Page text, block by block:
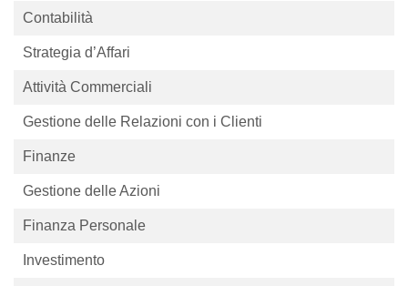
Contabilità
Strategia d’Affari
Attività Commerciali
Gestione delle Relazioni con i Clienti
Finanze
Gestione delle Azioni
Finanza Personale
Investimento